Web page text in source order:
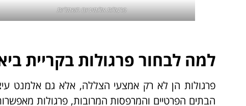
פרגולות אלומיניום חשמליות
למה לבחור פרגולות בקריית
פרגולות הן לא רק אמצעי הצללה, אלא גם אלמנט
הבתים הפרטיים והמרפסות המרובות, פרגולות